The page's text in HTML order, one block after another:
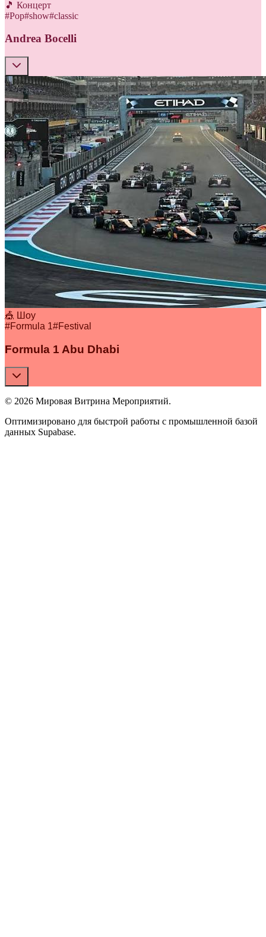
🎵 Концерт
#Pop#show#classic
Andrea Bocelli
🎪 Шоу
#Formula 1#Festival
Formula 1 Abu Dhabi
© 2026 Мировая Витрина Мероприятий.
Оптимизировано для быстрой работы с промышленной базой
данных Supabase.